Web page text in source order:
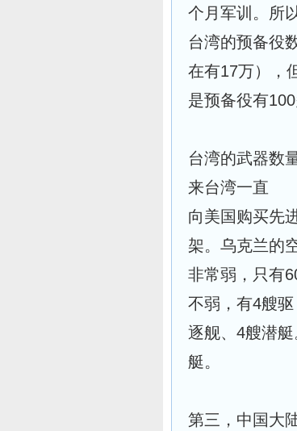
个月军训。所
台湾的预备役
在有17万），
是预备役有100
台湾的武器数
来台湾一直
向美国购买先
架。乌克兰的
非常弱，只有
不弱，有4艘驱
逐舰、4艘潜
艇。
第三，中国大